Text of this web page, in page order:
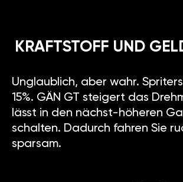
KRAFTSTOFF UND
Unglaublich, aber wahr.
15%. GÄN GT steigert das
lässt in den nächst-höheren
schalten. Dadurch fahren Sie
sparsam.